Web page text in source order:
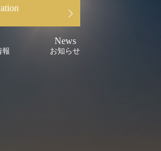
報
News
お知らせ